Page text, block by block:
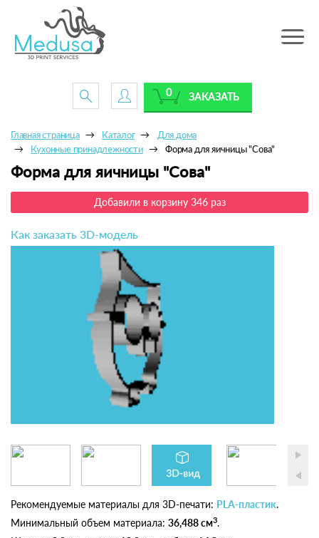
Toggle
ЗАКАЗАТЬ
0
Главная страница Каталог
Для дома
Кухонные принадлежности
Форма для яичницы "Сова"
Форма для яичницы "Сова"
Добавили в корзину 346 раз
Как заказать 3D-модель
Рекомендуемые материалы для 3D-печати: PLA-пластик.
Минимальный объем материала: 36,488 см3.